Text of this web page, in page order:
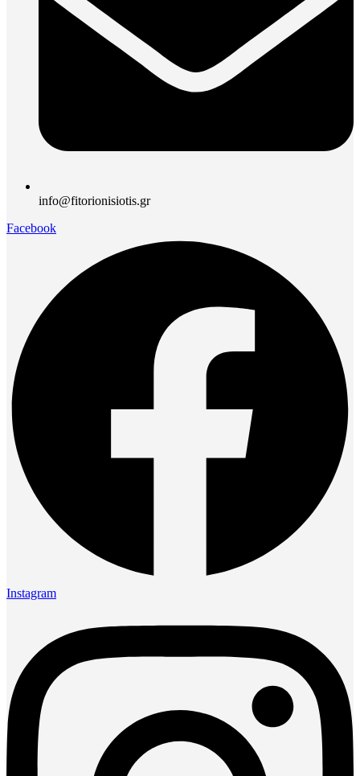
info@fitorionisiotis.gr
Facebook
Instagram